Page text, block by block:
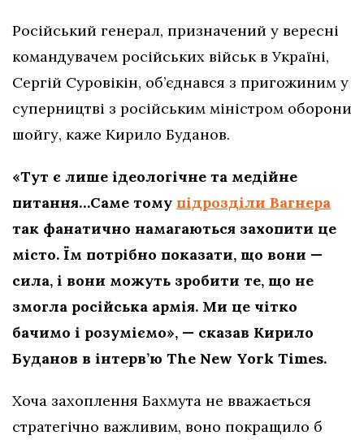
Російський генерал, призначений у вересні
командувачем російських військ в Україні,
Сергій Суровікін, об’єднався з пригожиним у
суперництві з російським міністром оборони
шойгу, каже Кирило Буданов.
«Тут є лише ідеологічне та медійне
питання…Саме тому підрозділи Вагнера
так фанатично намагаються захопити це
місто. Їм потрібно показати, що вони —
сила, і вони можуть зробити те, що не
змогла російська армія. Ми це чітко
бачимо і розуміємо», — сказав Кирило
Буданов в інтерв’ю The New York Times.
Хоча захоплення Бахмута не вважається
стратегічно важливим, воно покращило б